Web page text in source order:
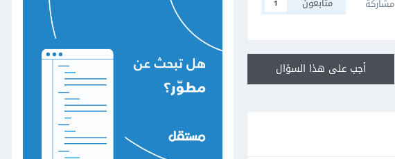
مشاركة 1
أجب على هذا السؤال